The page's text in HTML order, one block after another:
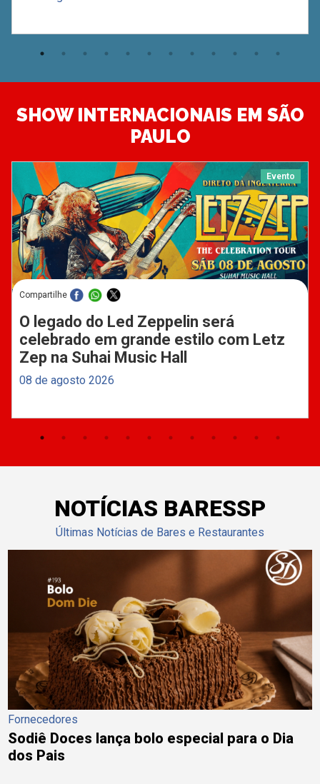
SHOW INTERNACIONAIS EM SÃO
PAULO
Evento
Compartilhe
O legado do Led Zeppelin será
celebrado em grande estilo com Letz
Zep na Suhai Music Hall
08 de agosto 2026
NOTÍCIAS BARESSP
Últimas Notícias de Bares e Restaurantes
Fornecedores
Sodiê Doces lança bolo especial para o Dia
dos Pais